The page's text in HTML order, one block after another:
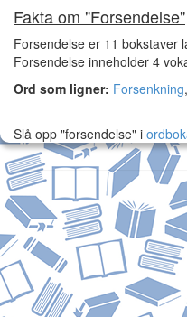
Fakta om "Forsendelse"
Forsendelse er 11 bokstaver
Forsendelse inneholder 4
Ord som ligner: Forsenkning,
Slå opp "forsendelse" i